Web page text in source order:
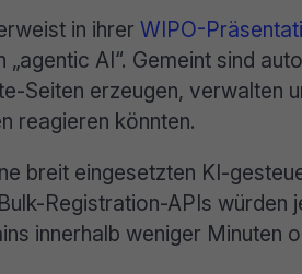
in ihrer WIPO-
AI“. Gemeint sind
Seiten erzeugen, verwalten
reagieren könnten.
breit eingesetzten KI-
Registration-APIs würden
innerhalb weniger Minuten